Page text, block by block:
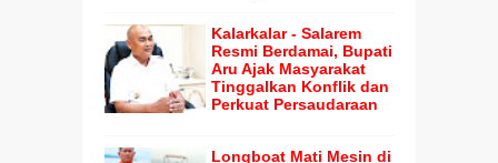
Kalarkalar - Salarem
Resmi Berdamai, Bupati
Aru Ajak Masyarakat
Tinggalkan Konflik dan
Perkuat Persaudaraan
Longboat Mati Mesin di